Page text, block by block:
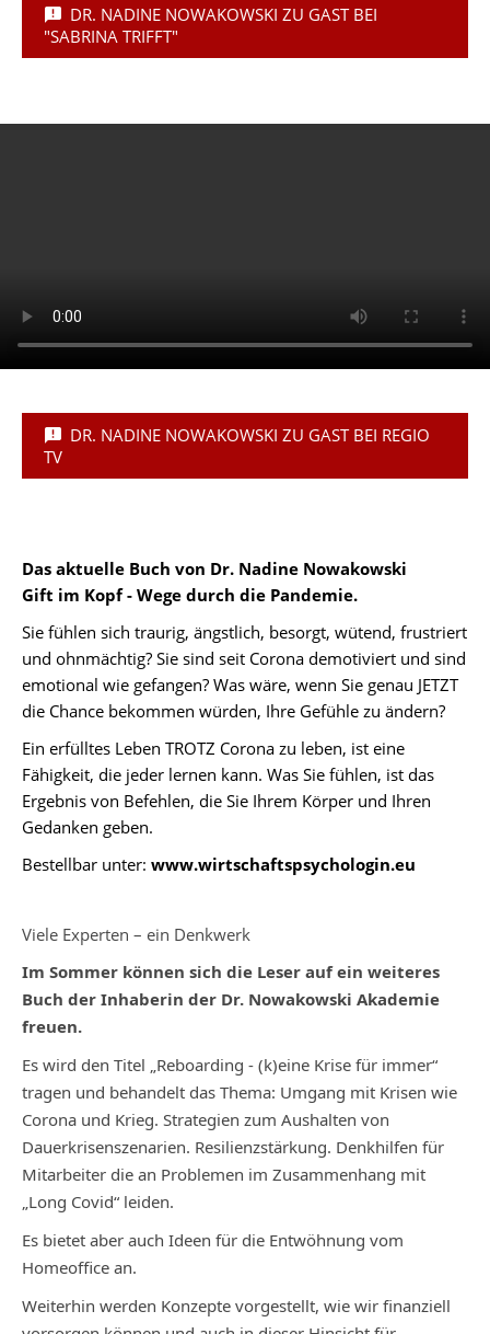
DR. NADINE NOWAKOWSKI ZU GAST BEI
"SABRINA TRIFFT"
DR. NADINE NOWAKOWSKI ZU GAST BEI REGIO
TV
Das aktuelle Buch von Dr. Nadine Nowakowski
Gift im Kopf - Wege durch die Pandemie.
Sie fühlen sich traurig, ängstlich, besorgt, wütend, frustriert
und ohnmächtig? Sie sind seit Corona demotiviert und sind
emotional wie gefangen? Was wäre, wenn Sie genau JETZT
die Chance bekommen würden, Ihre Gefühle zu ändern?
Ein erfülltes Leben TROTZ Corona zu leben, ist eine
Fähigkeit, die jeder lernen kann. Was Sie fühlen, ist das
Ergebnis von Befehlen, die Sie Ihrem Körper und Ihren
Gedanken geben.
Bestellbar unter: www.wirtschaftspsychologin.eu
Viele Experten – ein Denkwerk
Im Sommer können sich die Leser auf ein weiteres
Buch der Inhaberin der Dr. Nowakowski Akademie
freuen.
Es wird den Titel „Reboarding - (k)eine Krise für immer“
tragen und behandelt das Thema: Umgang mit Krisen wie
Corona und Krieg. Strategien zum Aushalten von
Dauerkrisenszenarien. Resilienzstärkung. Denkhilfen für
Mitarbeiter die an Problemen im Zusammenhang mit
„Long Covid“ leiden.
Es bietet aber auch Ideen für die Entwöhnung vom
Homeoffice an.
Weiterhin werden Konzepte vorgestellt, wie wir finanziell